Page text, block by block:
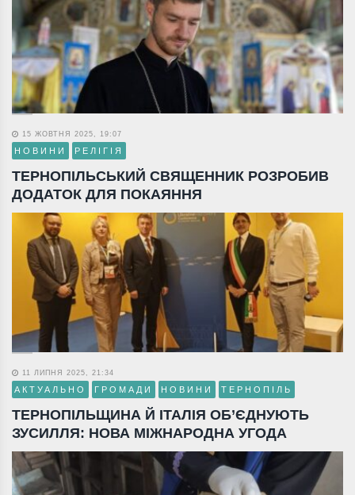
15 ЖОВТНЯ 2025, 19:07
НОВИНИ РЕЛІГІЯ
ТЕРНОПІЛЬСЬКИЙ СВЯЩЕННИК РОЗРОБИВ
ДОДАТОК ДЛЯ ПОКАЯННЯ
11 ЛИПНЯ 2025, 21:34
АКТУАЛЬНО ГРОМАДИ НОВИНИ ТЕРНОПІЛЬ
ТЕРНОПІЛЬЩИНА Й ІТАЛІЯ ОБ’ЄДНУЮТЬ
ЗУСИЛЛЯ: НОВА МІЖНАРОДНА УГОДА